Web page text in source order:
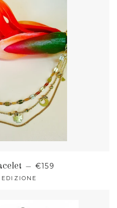
— NORMALER PREIS
€159